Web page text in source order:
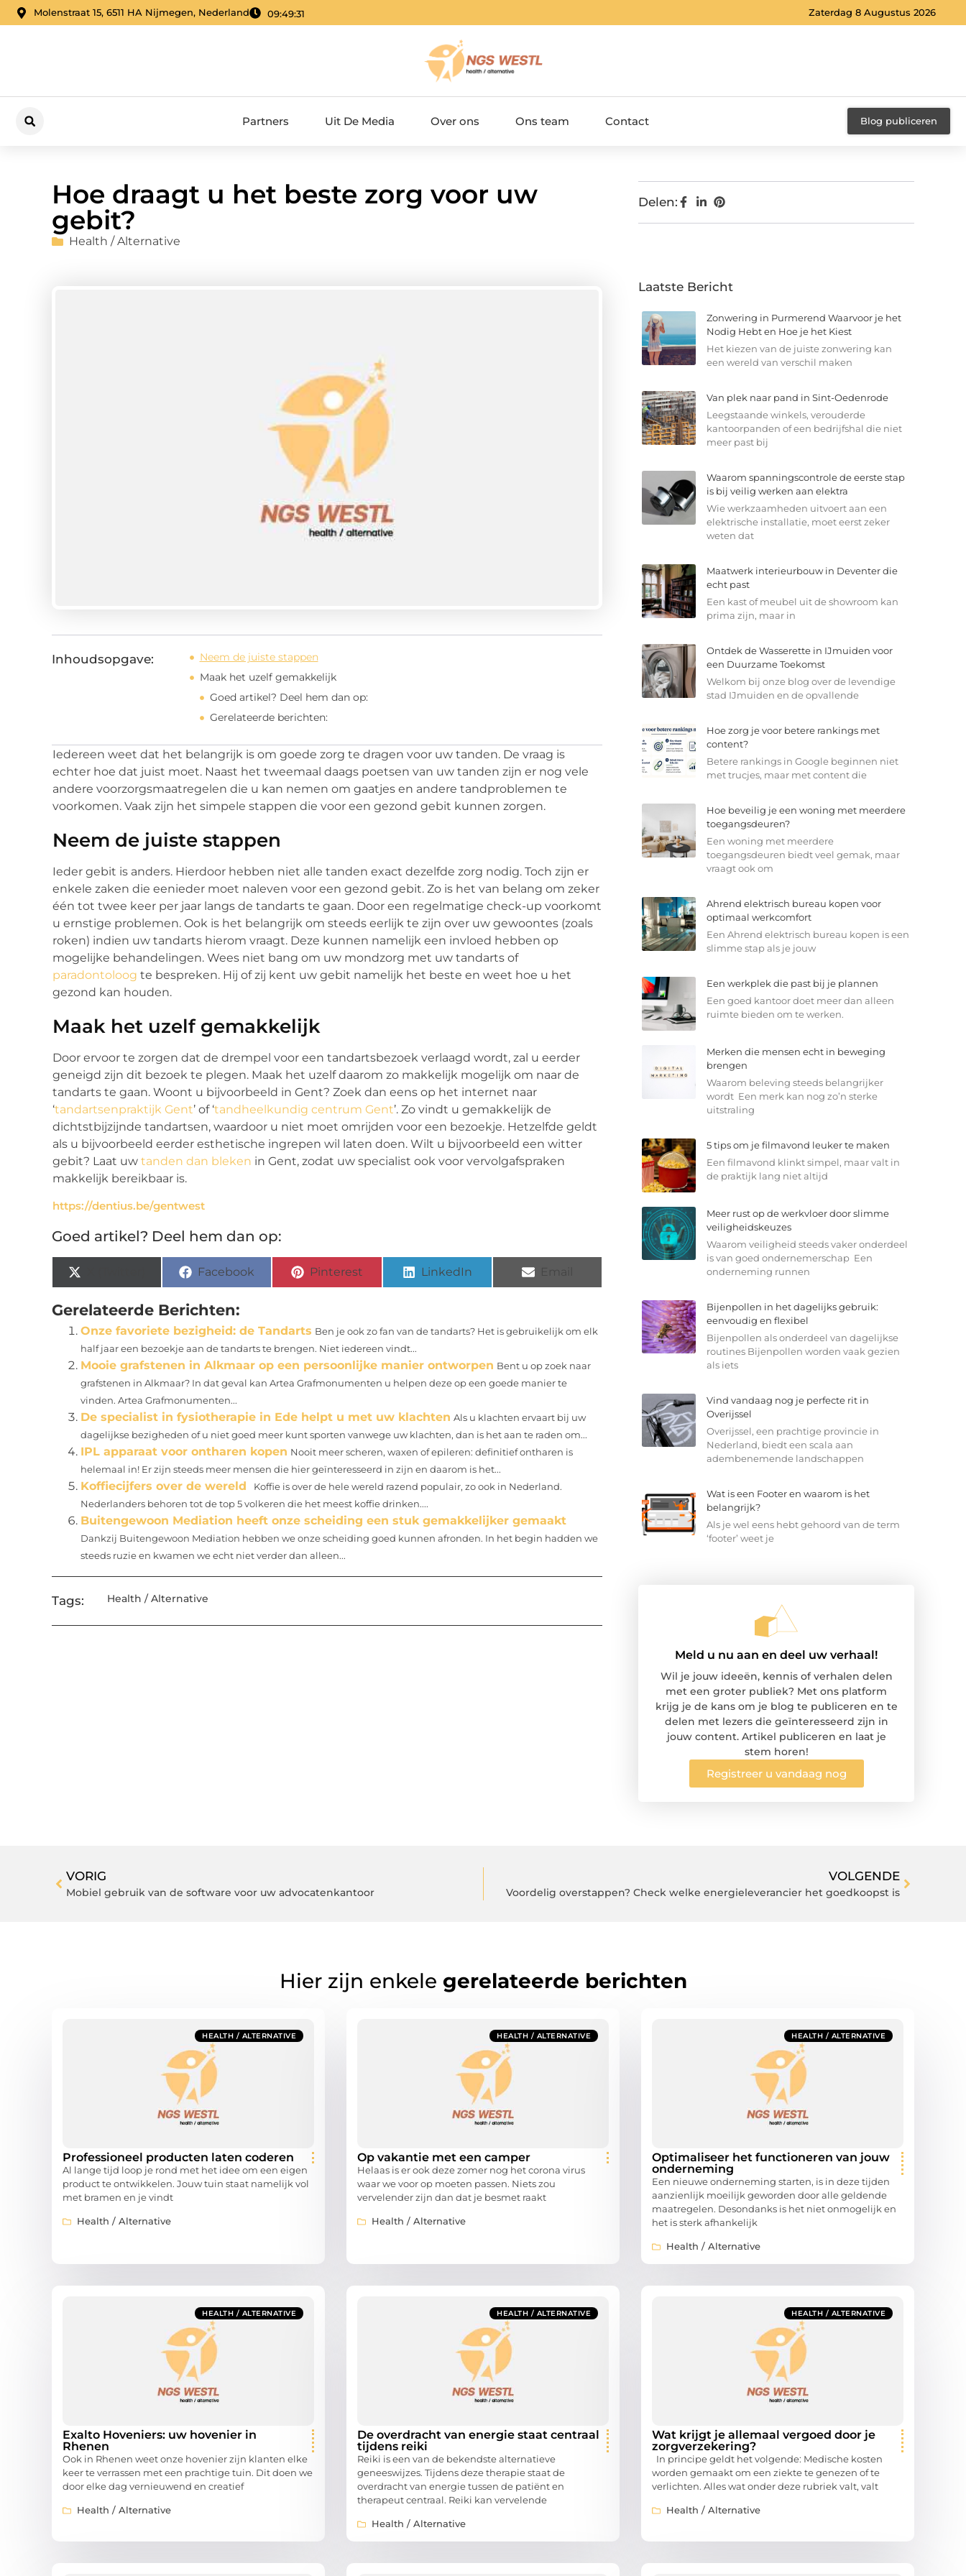
Molenstraat 15, 6511 HA Nijmegen, Nederland 09:49:31 Zaterdag 8 Augustus 2026
Partners Uit De Media Over ons Ons team Contact Blog publiceren
Hoe draagt u het beste zorg voor uw
gebit?
Health / Alternative
Inhoudsopgave:
Neem de juiste stappen
Maak het uzelf gemakkelijk
Goed artikel? Deel hem dan op:
Gerelateerde berichten:
Iedereen weet dat het belangrijk is om goede zorg te dragen voor uw tanden. De vraag is
echter hoe dat juist moet. Naast het tweemaal daags poetsen van uw tanden zijn er nog vele
andere voorzorgsmaatregelen die u kan nemen om gaatjes en andere tandproblemen te
voorkomen. Vaak zijn het simpele stappen die voor een gezond gebit kunnen zorgen.
Neem de juiste stappen
Ieder gebit is anders. Hierdoor hebben niet alle tanden exact dezelfde zorg nodig. Toch zijn er
enkele zaken die eenieder moet naleven voor een gezond gebit. Zo is het van belang om zeker
één tot twee keer per jaar langs de tandarts te gaan. Door een regelmatige check-up voorkomt
u ernstige problemen. Ook is het belangrijk om steeds eerlijk te zijn over uw gewoontes (zoals
roken) indien uw tandarts hierom vraagt. Deze kunnen namelijk een invloed hebben op
mogelijke behandelingen. Wees niet bang om uw mondzorg met uw tandarts of
paradontoloog te bespreken. Hij of zij kent uw gebit namelijk het beste en weet hoe u het
gezond kan houden.
Maak het uzelf gemakkelijk
Door ervoor te zorgen dat de drempel voor een tandartsbezoek verlaagd wordt, zal u eerder
geneigd zijn dit bezoek te plegen. Maak het uzelf daarom zo makkelijk mogelijk om naar de
tandarts te gaan. Woont u bijvoorbeeld in Gent? Zoek dan eens op het internet naar
‘tandartsenpraktijk Gent’ of ‘tandheelkundig centrum Gent’. Zo vindt u gemakkelijk de
dichtstbijzijnde tandartsen, waardoor u niet moet omrijden voor een bezoekje. Hetzelfde geldt
als u bijvoorbeeld eerder esthetische ingrepen wil laten doen. Wilt u bijvoorbeeld een witter
gebit? Laat uw tanden dan bleken in Gent, zodat uw specialist ook voor vervolgafspraken
makkelijk bereikbaar is.
https://dentius.be/gentwest
Goed artikel? Deel hem dan op:
Facebook Pinterest LinkedIn
Gerelateerde Berichten:
Onze favoriete bezigheid: de Tandarts Ben je ook zo fan van de tandarts? Het is gebruikelijk om elk
half jaar een bezoekje aan de tandarts te brengen. Niet iedereen vindt...
Mooie grafstenen in Alkmaar op een persoonlijke manier ontworpen Bent u op zoek naar
grafstenen in Alkmaar? In dat geval kan Artea Grafmonumenten u helpen deze op een goede manier te
vinden. Artea Grafmonumenten...
De specialist in fysiotherapie in Ede helpt u met uw klachten Als u klachten ervaart bij uw
dagelijkse bezigheden of u niet goed meer kunt sporten vanwege uw klachten, dan is het aan te raden om...
IPL apparaat voor ontharen kopen Nooit meer scheren, waxen of epileren: definitief ontharen is
helemaal in! Er zijn steeds meer mensen die hier geïnteresseerd in zijn en daarom is het...
Koffiecijfers over de wereld
Koffie is over de hele wereld razend populair, zo ook in Nederland.
Nederlanders behoren tot de top 5 volkeren die het meest koffie drinken....
Buitengewoon Mediation heeft onze scheiding een stuk gemakkelijker gemaakt
Dankzij Buitengewoon Mediation hebben we onze scheiding goed kunnen afronden. In het begin hadden we
steeds ruzie en kwamen we echt niet verder dan alleen...
Tags: Health / Alternative
Delen:
Laatste Bericht
Zonwering in Purmerend Waarvoor je het
Nodig Hebt en Hoe je het Kiest
Het kiezen van de juiste zonwering kan
een wereld van verschil maken
Van plek naar pand in Sint-Oedenrode
Leegstaande winkels, verouderde
kantoorpanden of een bedrijfshal die niet
meer past bij
Waarom spanningscontrole de eerste stap
is bij veilig werken aan elektra
Wie werkzaamheden uitvoert aan een
elektrische installatie, moet eerst zeker
weten dat
Maatwerk interieurbouw in Deventer die
echt past
Een kast of meubel uit de showroom kan
prima zijn, maar in
Ontdek de Wasserette in IJmuiden voor
een Duurzame Toekomst
Welkom bij onze blog over de levendige
stad IJmuiden en de opvallende
Hoe zorg je voor betere rankings met
content?
Betere rankings in Google beginnen niet
met trucjes, maar met content die
Hoe beveilig je een woning met meerdere
toegangsdeuren?
Een woning met meerdere
toegangsdeuren biedt veel gemak, maar
vraagt ook om
Ahrend elektrisch bureau kopen voor
optimaal werkcomfort
Een Ahrend elektrisch bureau kopen is een
slimme stap als je jouw
Een werkplek die past bij je plannen
Een goed kantoor doet meer dan alleen
ruimte bieden om te werken.
Merken die mensen echt in beweging
brengen
Waarom beleving steeds belangrijker
wordt Een merk kan nog zo’n sterke
uitstraling
5 tips om je filmavond leuker te maken
Een filmavond klinkt simpel, maar valt in
de praktijk lang niet altijd
Meer rust op de werkvloer door slimme
veiligheidskeuzes
Waarom veiligheid steeds vaker onderdeel
is van goed ondernemerschap Een
onderneming runnen
Bijenpollen in het dagelijks gebruik:
eenvoudig en flexibel
Bijenpollen als onderdeel van dagelijkse
routines Bijenpollen worden vaak gezien
als iets
Vind vandaag nog je perfecte rit in
Overijssel
Overijssel, een prachtige provincie in
Nederland, biedt een scala aan
adembenemende landschappen
Wat is een Footer en waarom is het
belangrijk?
Als je wel eens hebt gehoord van de term
‘footer’ weet je
Meld u nu aan en deel uw verhaal!
Wil je jouw ideeën, kennis of verhalen delen
met een groter publiek? Met ons platform
krijg je de kans om je blog te publiceren en te
delen met lezers die geïnteresseerd zijn in
jouw content. Artikel publiceren en laat je
stem horen!
Registreer u vandaag nog
VORIG
Mobiel gebruik van de software voor uw advocatenkantoor
VOLGENDE
Voordelig overstappen? Check welke energieleverancier het goedkoopst is
Hier zijn enkele gerelateerde berichten
HEALTH / ALTERNATIVE
Professioneel producten laten coderen
Al lange tijd loop je rond met het idee om een eigen
product te ontwikkelen. Jouw tuin staat namelijk vol
met bramen en je vindt
Health / Alternative
HEALTH / ALTERNATIVE
Op vakantie met een camper
Helaas is er ook deze zomer nog het corona virus
waar we voor op moeten passen. Niets zou
vervelender zijn dan dat je besmet raakt
Health / Alternative
HEALTH / ALTERNATIVE
Optimaliseer het functioneren van jouw
onderneming
Een nieuwe onderneming starten, is in deze tijden
aanzienlijk moeilijk geworden door alle geldende
maatregelen. Desondanks is het niet onmogelijk en
het is sterk afhankelijk
Health / Alternative
HEALTH / ALTERNATIVE
Exalto Hoveniers: uw hovenier in
Rhenen
Ook in Rhenen weet onze hovenier zijn klanten elke
keer te verrassen met een prachtige tuin. Dit doen we
door elke dag vernieuwend en creatief
Health / Alternative
HEALTH / ALTERNATIVE
De overdracht van energie staat centraal
tijdens reiki
Reiki is een van de bekendste alternatieve
geneeswijzes. Tijdens deze therapie staat de
overdracht van energie tussen de patiënt en
therapeut centraal. Reiki kan vervelende
Health / Alternative
HEALTH / ALTERNATIVE
Wat krijgt je allemaal vergoed door je
zorgverzekering?
In principe geldt het volgende: Medische kosten
worden gemaakt om een ziekte te genezen of te
verlichten. Alles wat onder deze rubriek valt, valt
Health / Alternative